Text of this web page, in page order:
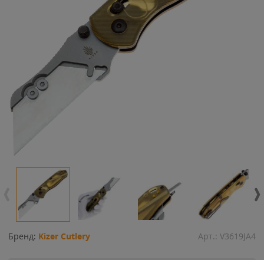
Бренд: Kizer Cutlery Арт.: V3619JA4